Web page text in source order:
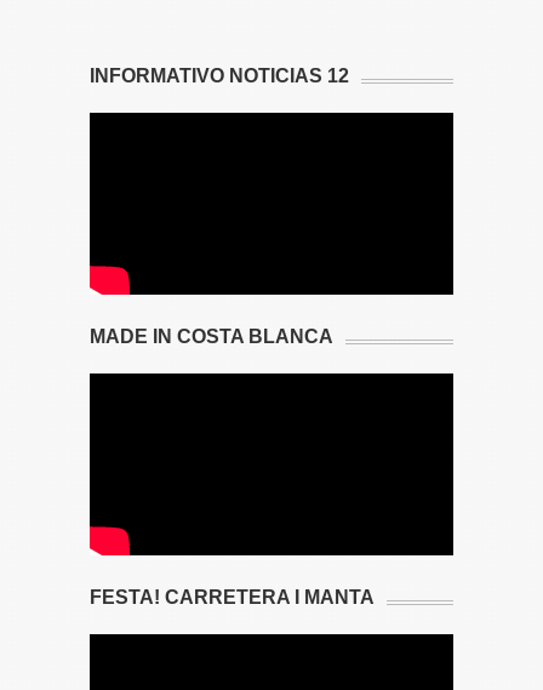
INFORMATIVO NOTICIAS 12
MADE IN COSTA BLANCA
FESTA! CARRETERA I MANTA